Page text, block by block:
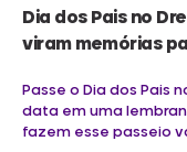
Dia dos Pais no
viram memórias
Passe o Dia dos Pais
data em uma
fazem esse passeio